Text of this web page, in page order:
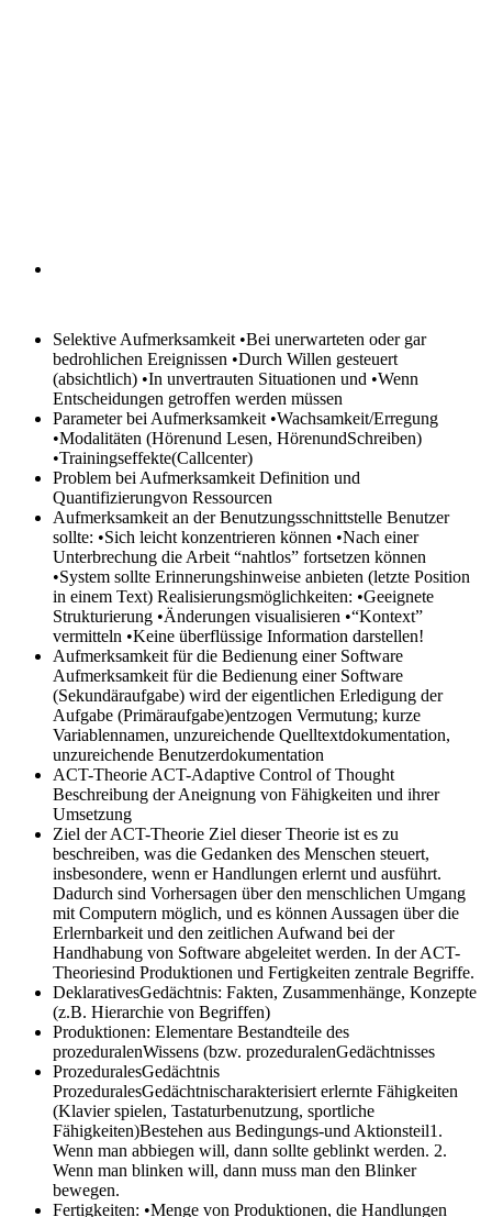
Selektive Aufmerksamkeit •Bei unerwarteten oder gar
bedrohlichen Ereignissen •Durch Willen gesteuert
(absichtlich) •In unvertrauten Situationen und •Wenn
Entscheidungen getroffen werden müssen
Parameter bei Aufmerksamkeit •Wachsamkeit/Erregung
•Modalitäten (Hörenund Lesen, HörenundSchreiben)
•Trainingseffekte(Callcenter)
Problem bei Aufmerksamkeit Definition und
Quantifizierungvon Ressourcen
Aufmerksamkeit an der Benutzungsschnittstelle Benutzer
sollte: •Sich leicht konzentrieren können •Nach einer
Unterbrechung die Arbeit “nahtlos” fortsetzen können
•System sollte Erinnerungshinweise anbieten (letzte Position
in einem Text) Realisierungsmöglichkeiten: •Geeignete
Strukturierung •Änderungen visualisieren •“Kontext”
vermitteln •Keine überflüssige Information darstellen!
Aufmerksamkeit für die Bedienung einer Software
Aufmerksamkeit für die Bedienung einer Software
(Sekundäraufgabe) wird der eigentlichen Erledigung der
Aufgabe (Primäraufgabe)entzogen Vermutung; kurze
Variablennamen, unzureichende Quelltextdokumentation,
unzureichende Benutzerdokumentation
ACT-Theorie ACT-Adaptive Control of Thought
Beschreibung der Aneignung von Fähigkeiten und ihrer
Umsetzung
Ziel der ACT-Theorie Ziel dieser Theorie ist es zu
beschreiben, was die Gedanken des Menschen steuert,
insbesondere, wenn er Handlungen erlernt und ausführt.
Dadurch sind Vorhersagen über den menschlichen Umgang
mit Computern möglich, und es können Aussagen über die
Erlernbarkeit und den zeitlichen Aufwand bei der
Handhabung von Software abgeleitet werden. In der ACT-
Theoriesind Produktionen und Fertigkeiten zentrale Begriffe.
DeklarativesGedächtnis: Fakten, Zusammenhänge, Konzepte
(z.B. Hierarchie von Begriffen)
Produktionen: Elementare Bestandteile des
prozeduralenWissens (bzw. prozeduralenGedächtnisses
ProzeduralesGedächtnis
ProzeduralesGedächtnischarakterisiert erlernte Fähigkeiten
(Klavier spielen, Tastaturbenutzung, sportliche
Fähigkeiten)Bestehen aus Bedingungs-und Aktionsteil1.
Wenn man abbiegen will, dann sollte geblinkt werden. 2.
Wenn man blinken will, dann muss man den Blinker
bewegen.
Fertigkeiten: •Menge von Produktionen, die Handlungen